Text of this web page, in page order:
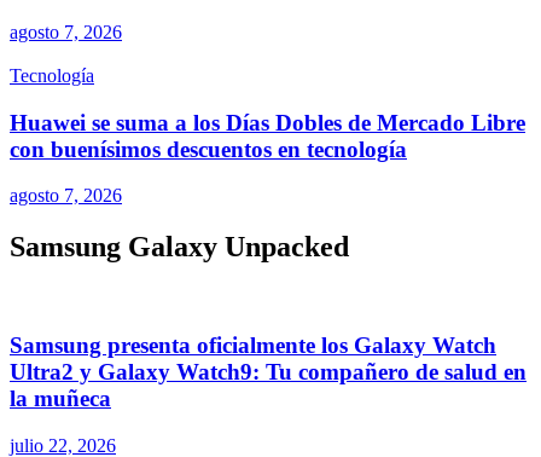
agosto 7, 2026
Tecnología
Huawei se suma a los Días Dobles de Mercado Libre
con buenísimos descuentos en tecnología
agosto 7, 2026
Samsung Galaxy Unpacked
Samsung presenta oficialmente los Galaxy Watch
Ultra2 y Galaxy Watch9: Tu compañero de salud en
la muñeca
julio 22, 2026